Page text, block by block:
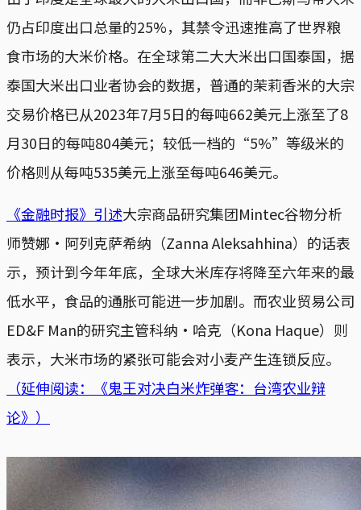
仍占印度出口总量的25%，其禁令迅速推高了世界粮
食市场的大米价格。在全球第二大大米出口国泰国，据
泰国大米出口业者协会的数据，普通的茉莉香米的大宗
交易价格已从2023年7月5日的每吨662美元上涨至了8
月30日的每吨804美元；较低一档的“5%”等级米的
价格则从每吨535美元上涨至每吨646美元。
《金融时报》引述大宗商品研究集团Mintec谷物分析
师赞娜·阿列克萨希纳（Zanna Aleksahhina）的话表
示，预计到今年年底，全球大米库存将降至六年来的最
低水平，食品的通胀可能进一步加剧。而农业贸易公司
ED&F Man的研究主管科纳·哈克（Kona Haque）则
表示，大米市场的紧张可能会对小麦产生连锁反应。
（延伸阅读：《鬼王对决白米炸弹客：台湾农业辩
论》）